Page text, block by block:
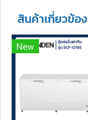
สินค้าเกี่ยวข้อง
New